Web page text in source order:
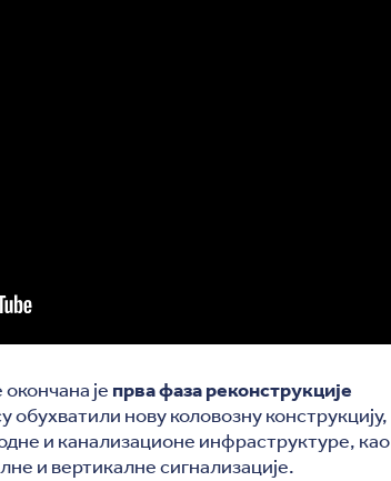
је прва фаза реконструкције
обухватили нову коловозну конструкцију,
и канализационе инфраструктуре, као
и вертикалне сигнализације.